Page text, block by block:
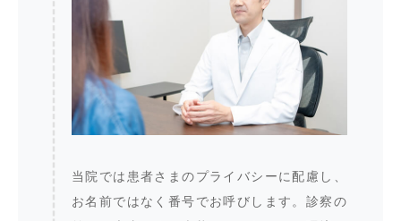
当院では患者さまのプライバシーに配慮し、
お名前ではなく番号でお呼びします。診察の